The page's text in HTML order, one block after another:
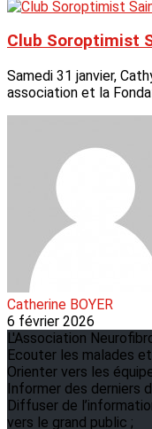
Club Soroptimist
Samedi 31 janvier,
association et la
Catherine BOYER
6 février 2026
L'Association
Ecouter les malades
Orienter vers les
Informer des derniers
Diffuser de
vers le grand public ;